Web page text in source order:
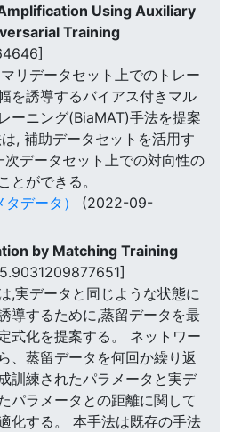
Using Auxiliary
Training
リデータセット上でのトレー
を誘導するバイアス付きマル
ーニング(BiaMAT)手法を提案
, 補助データセットを活用す
次データセット上での対向性の
とができる。
データ）
(2022-09-
by Matching Training
,実データと同じような状態に
導するために,蒸留データを最
式化を提案する。 ネットワー
、蒸留データを何回か繰り返
訓練されたパラメータと実デ
パラメータとの距離に関して
化する。 本手法は既存の手法